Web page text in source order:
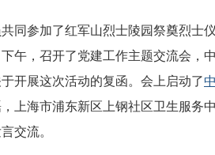
共同参加了红军山烈士陵园祭奠烈
午，召开了党建工作主题交流会，
开展这次活动的复函。会上启动了
上海市浦东新区上钢社区卫生服务
交流。